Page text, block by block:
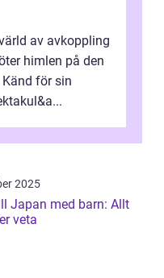
av avkoppling
himlen på den
för sin
2025
Japan med barn: Allt
veta